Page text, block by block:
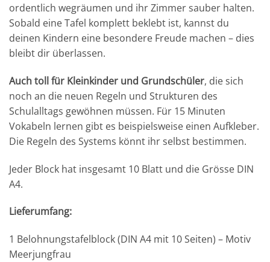
ordentlich wegräumen und ihr Zimmer sauber halten.
Sobald eine Tafel komplett beklebt ist, kannst du
deinen Kindern eine besondere Freude machen – dies
bleibt dir überlassen.
Auch toll für Kleinkinder und Grundschüler, die sich
noch an die neuen Regeln und Strukturen des
Schulalltags gewöhnen müssen. Für 15 Minuten
Vokabeln lernen gibt es beispielsweise einen Aufkleber.
Die Regeln des Systems könnt ihr selbst bestimmen.
Jeder Block hat insgesamt 10 Blatt und die Grösse DIN
A4.
Lieferumfang:
1 Belohnungstafelblock (DIN A4 mit 10 Seiten) – Motiv
Meerjungfrau